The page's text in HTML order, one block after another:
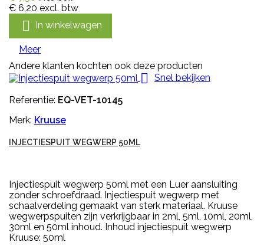
€ 6,20 excl. btw
 In winkelwagen
Meer
Andere klanten kochten ook deze producten
 Snel bekijken
Referentie: EQ-VET-10145
Merk: Kruuse
INJECTIESPUIT WEGWERP 50ML
Injectiespuit wegwerp 50ml met een Luer aansluiting
zonder schroefdraad. Injectiespuit wegwerp met
schaalverdeling gemaakt van sterk materiaal. Kruuse
wegwerpspuiten zijn verkrijgbaar in 2ml, 5ml, 10ml, 20ml,
30ml en 50ml inhoud. Inhoud injectiespuit wegwerp
Kruuse: 50ml